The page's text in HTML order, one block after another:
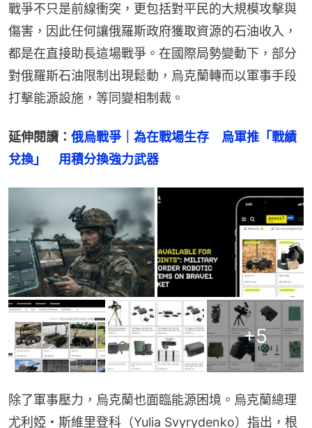
戰爭不只是前線衝突，更包括對平民的大規模攻擊與
傷害，因此任何讓俄羅斯政府獲取資源的石油收入，
都是在直接助長這場戰爭。在國際局勢變動下，部分
對俄羅斯石油限制出現鬆動，烏克蘭轉而以軍事手段
打擊能源設施，等同變相制裁。
延伸閱讀： 俄烏戰爭｜為在戰場生存　烏軍推「戰績
兌換」　用積分換強力武器
+5
除了軍事壓力，烏克蘭也面臨能源困境。烏克蘭總理
尤利婭・斯維里登科（Yulia Svyrydenko）指出，根